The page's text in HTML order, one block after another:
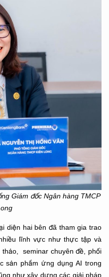
Giám đốc Ngân hàng TMCP
diện hai bên đã tham gia trao
lĩnh vực như thực tập và
seminar chuyên đề, phối
sản phẩm ứng dụng AI trong
như xây dựng các giải pháp